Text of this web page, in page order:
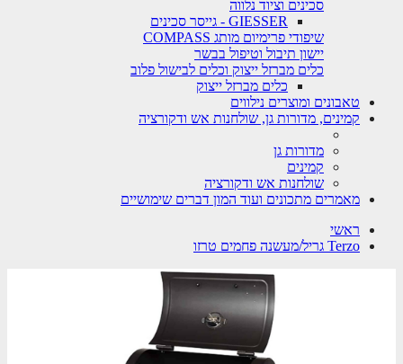
סכינים וציוד נלווה
GIESSER - גייסר סכינים
שיפודי פרימיום מותג COMPASS
יישון תיבול וטיפול בבשר
כלים מברזל ייצוק וכלים לבישול פלוב
כלים מברזל ייצוק
טאבונים ומוצרים נילווים
קמינים, מדורות גן, שולחנות אש ודקורציה
מדורות גן
קמינים
שולחנות אש ודקורציה
מאמרים מתכונים ועוד המון דברים שימושיים
ראשי
Terzo גריל/מעשנה פחמים טרזו